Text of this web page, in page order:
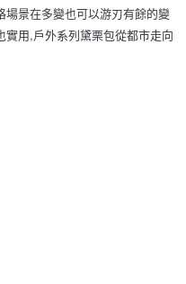
起之損失，本公司不負相關責
別帳號之用戶狀況，依本公司即
註冊。若發現惡意使用之情形，
使用額度並採取法律行動。
景在多變也可以游刃有餘的變
用,戶外系列黛栗包從都市走向